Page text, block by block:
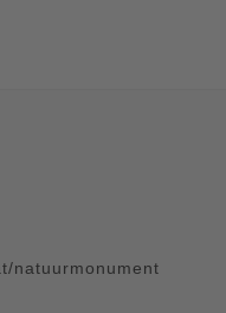
natuurmonument